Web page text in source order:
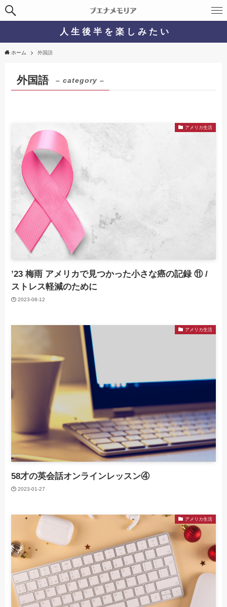
人 生 後 半 を 楽 し み た い
ホーム 外国語
外国語 – category –
アメリカ生活
’23 梅雨 アメリカで見つかった小さな癌の記録 ⑪ /
ストレス軽減のために
2023-08-12
アメリカ生活
58才の英会話オンラインレッスン④
2023-01-27
アメリカ生活